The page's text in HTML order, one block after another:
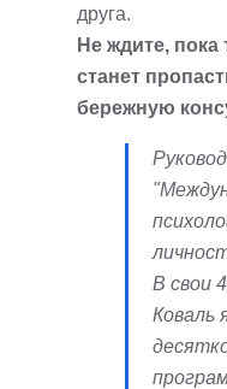
друга.
Не ждите,
станет
бережную
В свои
Коваль